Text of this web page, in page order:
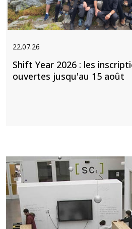
22.07.26
Shift Year 2026 : les
ouvertes jusqu'au 15 août
Image